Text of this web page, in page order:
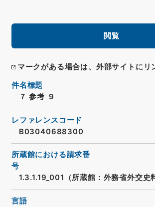
閲覧
マークがある場合は、外部サイトにリ
件名標題
７ 参考 ９
レファレンスコード
B03040688300
所蔵館における請求番
号
1.3.1.19_001（所蔵館：外務省外交史
言語